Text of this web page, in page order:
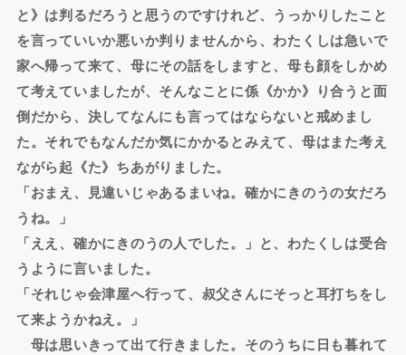
と》は判るだろうと思うのですけれど、うっかりしたこと
を言っていいか悪いか判りませんから、わたくしは急いで
家へ帰って来て、母にその話をしますと、母も顔をしかめ
て考えていましたが、そんなことに係《かか》り合うと面
倒だから、決してなんにも言ってはならないと戒めまし
た。それでもなんだか気にかかるとみえて、母はまた考え
ながら起《た》ちあがりました。
「おまえ、見違いじゃあるまいね。確かにきのうの女だろ
うね。」
「ええ、確かにきのうの人でした。」と、わたくしは受合
うように言いました。
「それじゃ会津屋へ行って、叔父さんにそっと耳打ちをし
て来ようかねえ。」
母は思いきって出て行きました。そのうちに日も暮れて